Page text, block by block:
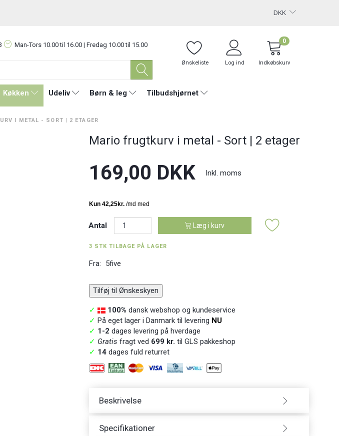
DKK
Man-Tors 10.00 til 16.00 | Fredag 10.00 til 15.00
Ønskeliste Log ind Indkøbskurv
0
Køkken Udeliv Børn & leg Tilbudshjørnet
I METAL - SORT | 2 ETAGER
Mario frugtkurv i metal - Sort | 2 etager
169,00 DKK Inkl. moms
Antal Læg i kurv
3 STK TILBAGE PÅ LAGER
Fra: 5five
Tilføj til Ønskeskyen
✓ 100% dansk webshop og kundeservice
✓ På eget lager i Danmark til levering NU
✓ 1-2 dages levering på hverdage
✓ Gratis fragt ved 699 kr. til GLS pakkeshop
✓ 14dages fuld returret
Beskrivelse
Specifikationer